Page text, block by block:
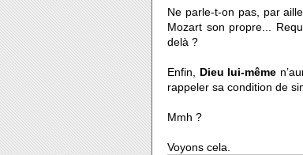
Ne parle-t-on pas, par
Mozart son propre...
delà ?
Enfin, Dieu lui-même
rappeler sa condition de
Mmh ?
Voyons cela.